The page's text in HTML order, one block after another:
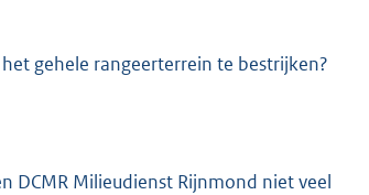
gehele rangeerterrein te bestrijken?
DCMR Milieudienst Rijnmond niet veel